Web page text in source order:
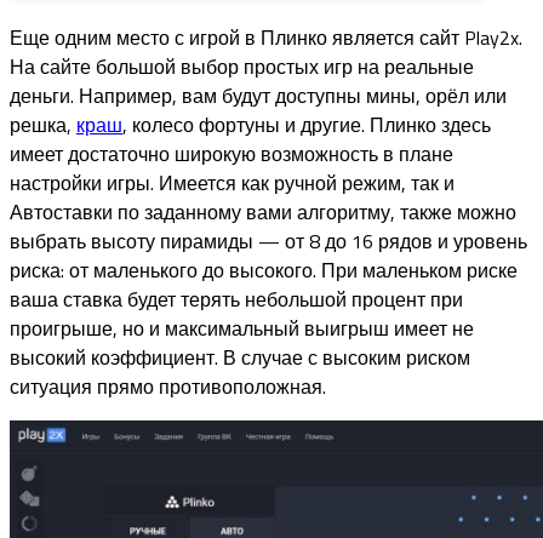
Еще одним место с игрой в Плинко является сайт Play2x.
На сайте большой выбор простых игр на реальные
деньги. Например, вам будут доступны мины, орёл или
решка, краш, колесо фортуны и другие. Плинко здесь
имеет достаточно широкую возможность в плане
настройки игры. Имеется как ручной режим, так и
Автоставки по заданному вами алгоритму, также можно
выбрать высоту пирамиды — от 8 до 16 рядов и уровень
риска: от маленького до высокого. При маленьком риске
ваша ставка будет терять небольшой процент при
проигрыше, но и максимальный выигрыш имеет не
высокий коэффициент. В случае с высоким риском
ситуация прямо противоположная.